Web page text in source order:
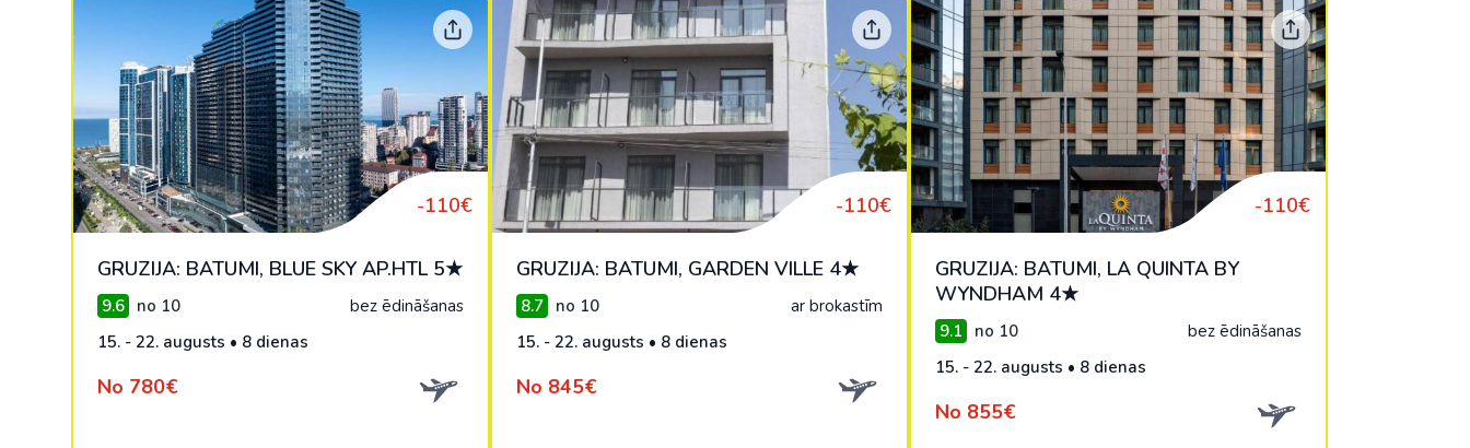
-110€
GRUZIJA: BATUMI, BLUE SKY AP.HTL 5★
9.6 no 10
bez ēdināšanas
15. - 22. augusts • 8 dienas
No 780€
-110€
GRUZIJA: BATUMI, GARDEN VILLE 4★
8.7 no 10
ar brokastīm
15. - 22. augusts • 8 dienas
No 845€
-110€
GRUZIJA: BATUMI, LA QUINTA BY
WYNDHAM 4★
9.1 no 10
bez ēdināšanas
15. - 22. augusts • 8 dienas
No 855€